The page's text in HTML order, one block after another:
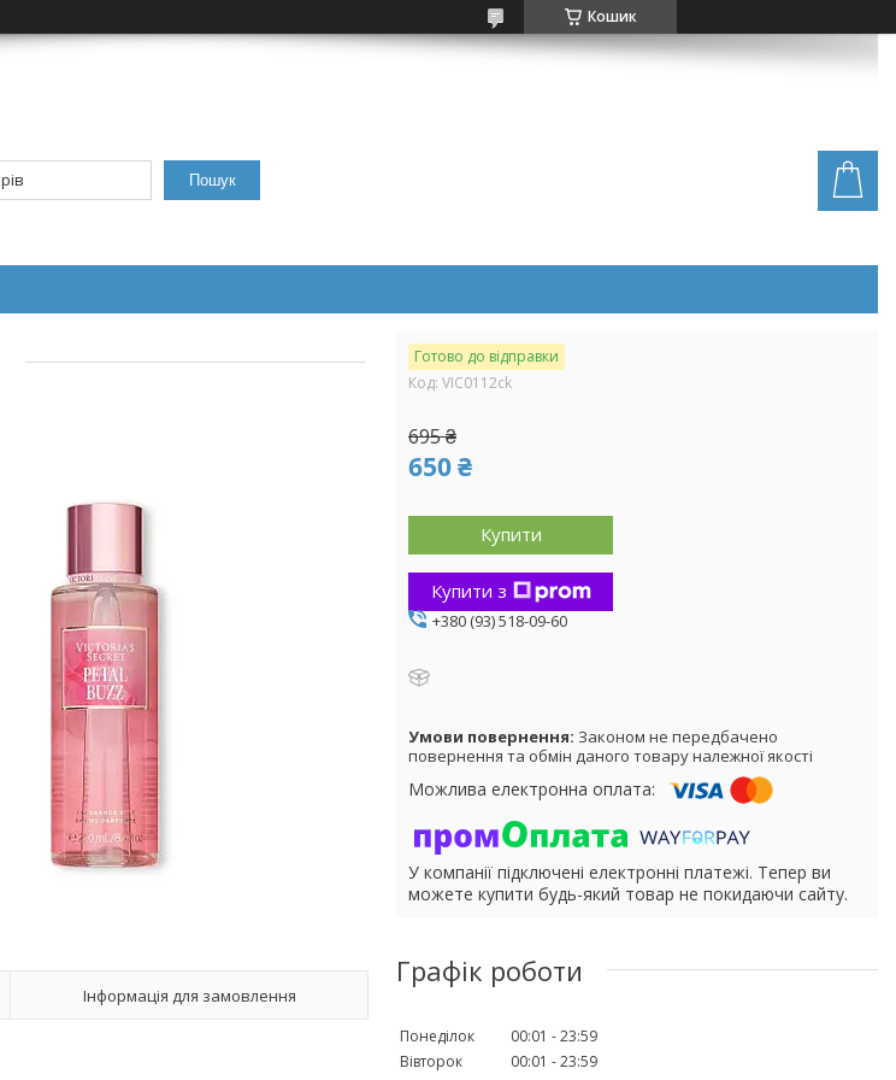
Кошик
Пошук
Інформація для замовлення
Готово до відправки
Код: VIC0112ck
695 ₴
650 ₴
Купити
Купити з
+380 (93) 518-09-60
Законом не передбачено
повернення та обмін даного товару належної якості
У компанії підключені електронні платежі. Тепер ви
можете купити будь-який товар не покидаючи сайту.
Графік роботи
Понеділок 00:01
23:59
Вівторок
00:01
23:59